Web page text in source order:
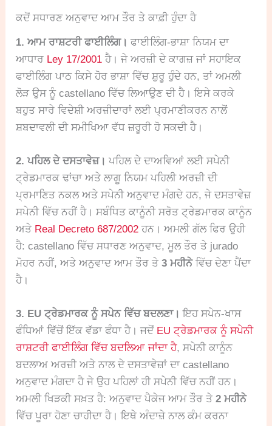
ਕਦੋਂ ਸਧਾਰਣ ਅਨੁਵਾਦ ਆਮ ਤੌਰ ਤੇ ਕਾਫ਼ੀ ਹੁੰਦਾ ਹੈ
1. ਆਮ ਰਾਸ਼ਟਰੀ ਫਾਈਲਿੰਗ। ਫਾਈਲਿੰਗ-ਭਾਸ਼ਾ ਨਿਯਮ ਦਾ
ਆਧਾਰ Ley 17/2001 ਹੈ। ਜੇ ਅਰਜ਼ੀ ਦੇ ਕਾਗਜ਼ ਜਾਂ ਸਹਾਇਕ
ਫਾਈਲਿੰਗ ਪਾਠ ਕਿਸੇ ਹੋਰ ਭਾਸ਼ਾ ਵਿੱਚ ਸ਼ੁਰੂ ਹੁੰਦੇ ਹਨ, ਤਾਂ ਅਮਲੀ
ਲੋੜ ਉਸ ਨੂੰ castellano ਵਿੱਚ ਲਿਆਉਣ ਦੀ ਹੈ। ਇਸੇ ਕਰਕੇ
ਬਹੁਤ ਸਾਰੇ ਵਿਦੇਸ਼ੀ ਅਰਜ਼ੀਦਾਰਾਂ ਲਈ ਪ੍ਰਮਾਣੀਕਰਨ ਨਾਲੋਂ
ਸ਼ਬਦਾਵਲੀ ਦੀ ਸਮੀਖਿਆ ਵੱਧ ਜ਼ਰੂਰੀ ਹੋ ਸਕਦੀ ਹੈ।
2. ਪਹਿਲ ਦੇ ਦਸਤਾਵੇਜ਼। ਪਹਿਲ ਦੇ ਦਾਅਵਿਆਂ ਲਈ ਸਪੇਨੀ
ਟ੍ਰੇਡਮਾਰਕ ਢਾਂਚਾ ਅਤੇ ਲਾਗੂ ਨਿਯਮ ਪਹਿਲੀ ਅਰਜ਼ੀ ਦੀ
ਪ੍ਰਮਾਣਿਤ ਨਕਲ ਅਤੇ ਸਪੇਨੀ ਅਨੁਵਾਦ ਮੰਗਦੇ ਹਨ, ਜੇ ਦਸਤਾਵੇਜ਼
ਸਪੇਨੀ ਵਿੱਚ ਨਹੀਂ ਹੈ। ਸਬੰਧਿਤ ਕਾਨੂੰਨੀ ਸਰੋਤ ਟ੍ਰੇਡਮਾਰਕ ਕਾਨੂੰਨ
ਅਤੇ Real Decreto 687/2002 ਹਨ। ਅਮਲੀ ਗੱਲ ਫਿਰ ਉਹੀ
ਹੈ: castellano ਵਿੱਚ ਸਧਾਰਣ ਅਨੁਵਾਦ, ਮੂਲ ਤੌਰ ਤੇ jurado
ਮੋਹਰ ਨਹੀਂ, ਅਤੇ ਅਨੁਵਾਦ ਆਮ ਤੌਰ ਤੇ3 ਮਹੀਨੇਵਿੱਚ ਦੇਣਾ ਪੈਂਦਾ
ਹੈ।
3. EU ਟ੍ਰੇਡਮਾਰਕ ਨੂੰ ਸਪੇਨ ਵਿੱਚ ਬਦਲਣਾ। ਇਹ ਸਪੇਨ-ਖਾਸ
ਫੰਧਿਆਂ ਵਿੱਚੋਂ ਇੱਕ ਵੱਡਾ ਫੰਧਾ ਹੈ। ਜਦੋਂ EU ਟ੍ਰੇਡਮਾਰਕ ਨੂੰ ਸਪੇਨੀ
ਰਾਸ਼ਟਰੀ ਫਾਈਲਿੰਗ ਵਿੱਚ ਬਦਲਿਆ ਜਾਂਦਾ ਹੈ, ਸਪੇਨੀ ਕਾਨੂੰਨ
ਬਦਲਾਅ ਅਰਜ਼ੀ ਅਤੇ ਨਾਲ ਦੇ ਦਸਤਾਵੇਜ਼ਾਂ ਦਾ castellano
ਅਨੁਵਾਦ ਮੰਗਦਾ ਹੈ ਜੇ ਉਹ ਪਹਿਲਾਂ ਹੀ ਸਪੇਨੀ ਵਿੱਚ ਨਹੀਂ ਹਨ।
ਅਮਲੀ ਖਿੜਕੀ ਸਖ਼ਤ ਹੈ: ਅਨੁਵਾਦ ਪੈਕੇਜ ਆਮ ਤੌਰ ਤੇ2 ਮਹੀਨੇ
ਵਿੱਚ ਪੂਰਾ ਹੋਣਾ ਚਾਹੀਦਾ ਹੈ। ਇਥੇ ਅੰਦਾਜ਼ੇ ਨਾਲ ਕੰਮ ਕਰਨਾ